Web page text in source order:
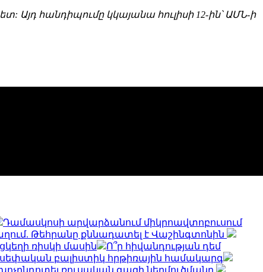
Այդ հանդիպումը կկայանա հուլիսի 12-ին՝ ԱՄՆ-ի
Դամասկոսի արվարձանում միկրոավտոբուսում
Թեհրանը քննադատել է Վաշինգտոնին
ռիսկի մասին
Ո՞ր հիվանդության դեմ
սեփական բալիստիկ հրթիռային համակարգ
ռուսական գազի ներմուծմանը